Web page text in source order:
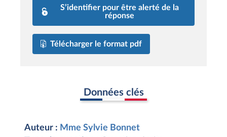
S’identifier pour être alerté de la
réponse
Télécharger le format pdf
Données clés
Auteur : Mme Sylvie Bonnet